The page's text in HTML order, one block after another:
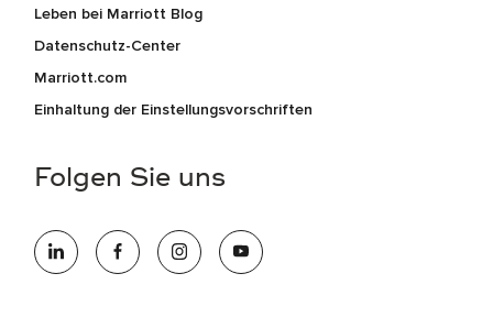
Leben bei Marriott Blog
Datenschutz-Center
Marriott.com
Einhaltung der Einstellungsvorschriften
Folgen Sie uns